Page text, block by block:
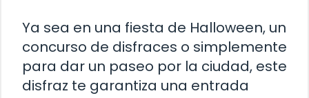
Ya sea en una fiesta de Halloween, un
concurso de disfraces o simplemente
para dar un paseo por la ciudad, este
disfraz te garantiza una entrada